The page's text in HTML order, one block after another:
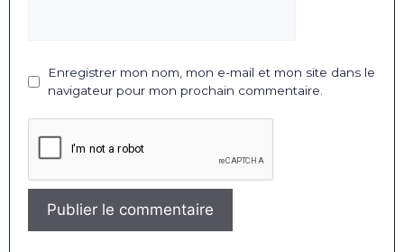
Enregistrer mon nom, mon e-mail et mon site dans le
navigateur pour mon prochain commentaire.